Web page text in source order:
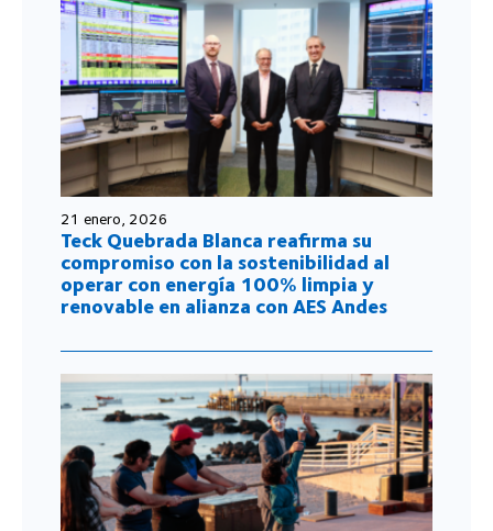
21 enero, 2026
Teck Quebrada Blanca reafirma su
compromiso con la sostenibilidad al
operar con energía 100% limpia y
renovable en alianza con AES Andes